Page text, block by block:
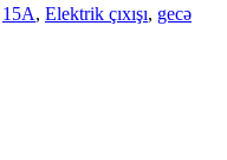
15A, Elektrik çıxışı, gecə